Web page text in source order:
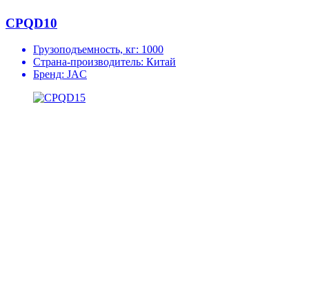
CPQD10
Грузоподъемность, кг: 1000
Страна-производитель: Китай
Бренд: JAC